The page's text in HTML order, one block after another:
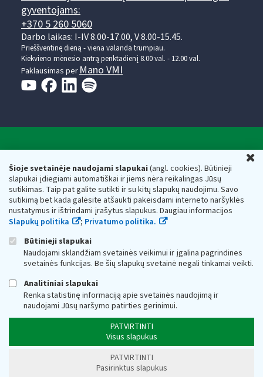
Šioje svetainėje naudojami slapukai(angl. cookies). Būtinieji
slapukai įdiegiami automatiškai ir jiems nėra reikalingas Jūsų
sutikimas. Taip pat galite sutikti ir su kitų slapukų naudojimu. Savo
sutikimą bet kada galėsite atšaukti pakeisdami interneto naršyklės
nustatymus ir ištrindami įrašytus slapukus. Daugiau informacijos
Slapukų politika
; Privatumo politika.
Būtinieji slapukai
Naudojami sklandžiam svetainės veikimui ir įgalina pagrindines
svetainės funkcijas. Be šių slapukų svetainė negali tinkamai veikti.
Analitiniai slapukai
Renka statistinę informaciją apie svetainės naudojimą ir
naudojami Jūsų naršymo patirties gerinimui.
PATVIRTINTI
Visus slapukus
PATVIRTINTI
Pasirinktus slapukus
gyventojams:
+370 5 260 5060
Darbo laikas: I-IV 8.00-17.00, V 8.00-15.45.
Prieššventinę dieną - viena valanda trumpiau.
Kiekvieno mėnesio antrą penktadienį 8.00 val. - 12.00 val.
Paklausimas perMano VMI
Valstybinė mokesčių inspekcija prie Lietuvos
Respublikos finansų ministerijos
Biudžetinė įstaiga. Juridinio asmens kodas — 188659752,
adresas: Vasario 16-osios g. 14, 01107 Vilnius, Lietuva, el.paštas:
vmi@vmi.lt , E. pristatymo dėžutės adresas 188659752
Duomenys apie Valstybinę mokesčių inspekciją prie Lietuvos
Respublikos finansų ministerijos kaupiami ir saugomi Juridinių